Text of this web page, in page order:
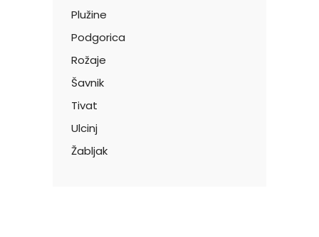
Plužine
Podgorica
Rožaje
Šavnik
Tivat
Ulcinj
Žabljak